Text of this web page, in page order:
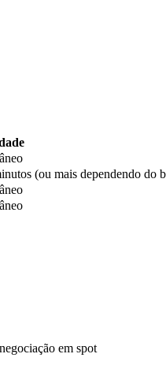
(ou mais dependendo do
em spot